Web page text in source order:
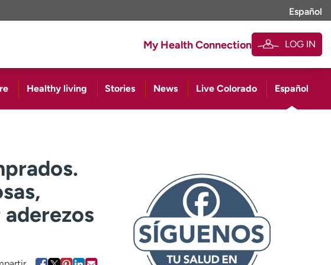
Español
My Health Connection LOG IN
Healthy living Stories News Live Colorado Español